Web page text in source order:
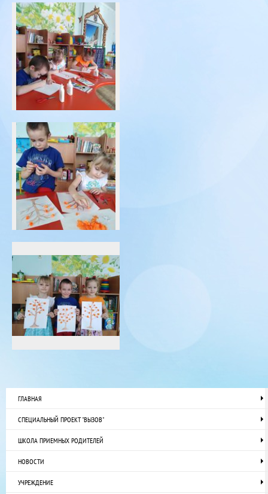
ГЛАВНАЯ
СПЕЦИАЛЬНЫЙ ПРОЕКТ "ВЫЗОВ"
ШКОЛА ПРИЕМНЫХ РОДИТЕЛЕЙ
НОВОСТИ
УЧРЕЖДЕНИЕ